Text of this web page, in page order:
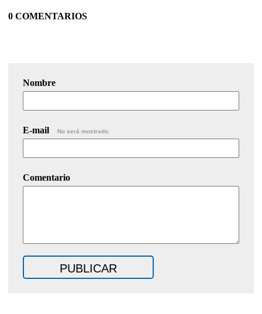
0 COMENTARIOS
Nombre
E-mail No será mostrado.
Comentario